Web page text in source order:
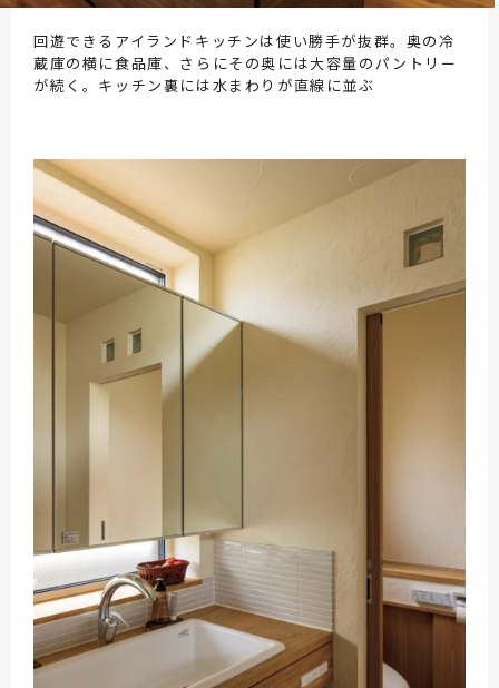
回遊できるアイランドキッチンは使い勝手が抜群。奥の冷
蔵庫の横に食品庫、さらにその奥には大容量のパントリー
が続く。キッチン裏には水まわりが直線に並ぶ